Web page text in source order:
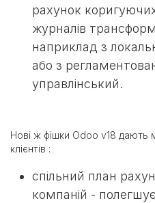
рахунок
журналів
наприклад з
або з
управлінський.
Нові ж фішки Odoo v18 дають
клієнтів :
спільний план
компаній -